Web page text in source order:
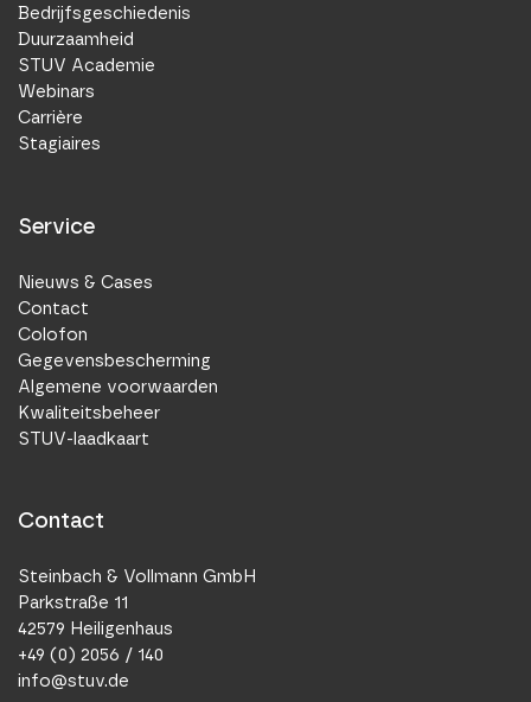
Bedrijfsgeschiedenis
Duurzaamheid
STUV Academie
Webinars
Carrière
Stagiaires
Service
Nieuws & Cases
Contact
Colofon
Gegevensbescherming
Algemene voorwaarden
Kwaliteitsbeheer
STUV-laadkaart
Contact
Steinbach & Vollmann GmbH
Parkstraße 11
42579 Heiligenhaus
+49 (0) 2056 / 140
info@stuv.de